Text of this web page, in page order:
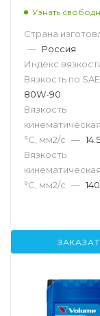
Узнать
Страна
— Россия
Индекс
Вязкость по SAE
80W-90
Вязкость
°С, мм2/с — 14.5
Вязкость
°С, мм2/с — 140